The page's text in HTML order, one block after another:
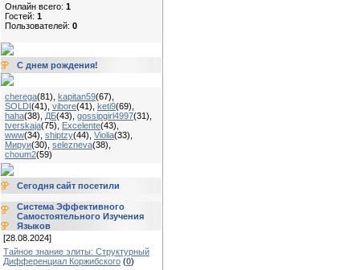
Онлайн всего: 1
Гостей: 1
Пользователей: 0
С днем рождения!
cherega(81) kapitan59(67)
SOLDI(41) vibore(41) keti9(69)
haha(38) ДБ(43) gossipgirl4997(31)
tverskaja(75) Excelente(43)
www(34) shiptzy(44) Violia(33)
Мируи(30) selezneva(38)
choum2(59)
Сегодня сайт посетили
Система Эффективного
Самостоятельного Изучения
Языков
[28.08.2024]
Тайное знание элиты: Структурный
Дифференциал Коржибского (0)